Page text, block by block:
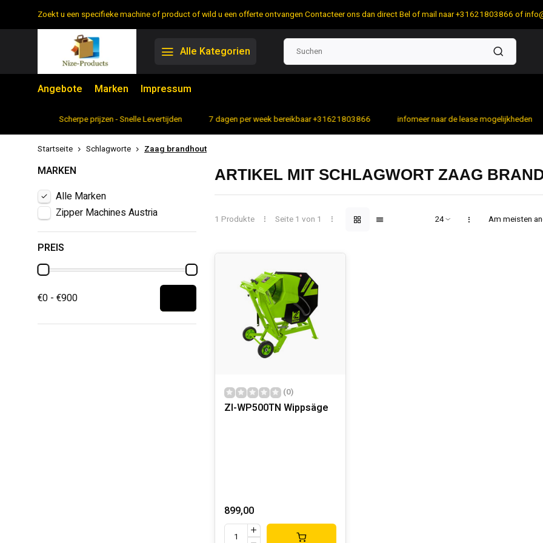
Zoekt u een specifieke machine of product of wild u een offerte ontvangen Contacteer ons dan direct Bel of mail naar +31621803866 of
Alle Kategorien
Angebote Marken Impressum
Scherpe prijzen - Snelle Levertijden 7 dagen per week bereikbaar +31621803866 infomeer naar de lease mogelijkheden
Startseite Schlagworte Zaag brandhout
MARKEN
Alle Marken
Zipper Machines Austria
PREIS
€0 - €900
ARTIKEL MIT SCHLAGWORT ZAAG
1 Produkte Seite 1 von 1 Am meisten
(0)
ZI-WP500TN Wippsäge
899,00